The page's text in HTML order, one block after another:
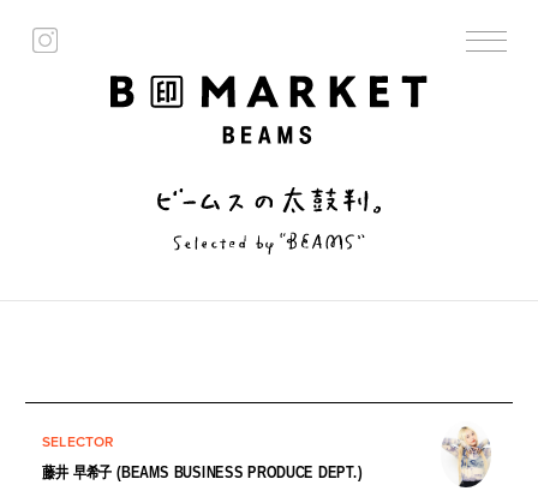
SELECTOR
藤井 早希子 (BEAMS BUSINESS PRODUCE DEPT.)